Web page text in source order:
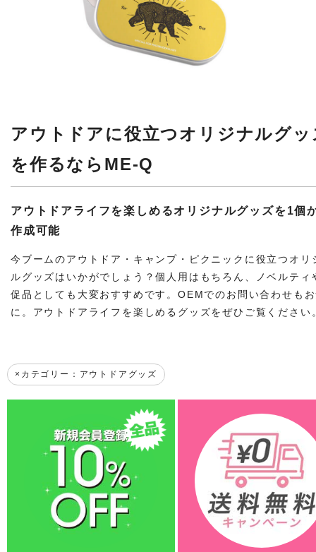
アウトドアに役立つオリジナルグッ
を作るならME-Q
アウトドアライフを楽しめるオリジナルグッズを1個
作成可能
今ブームのアウトドア・キャンプ・ピクニックに役立つオリ
ルグッズはいかがでしょう？個人用はもちろん、ノベルティ
促品としても大変おすすめです。OEMでのお問い合わせも
に。アウトドアライフを楽しめるグッズをぜひご覧ください
カテゴリー：アウトドアグッズ